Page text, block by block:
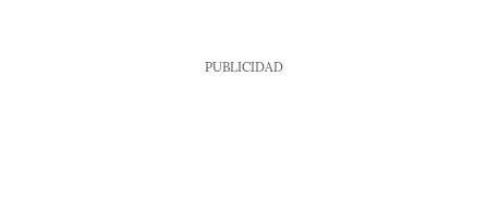
PUBLICIDAD